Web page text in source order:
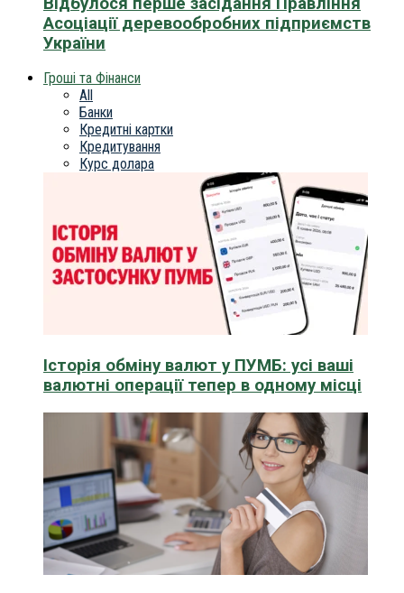
Асоціації деревообробних підприємств
України
Гроші та Фінанси
All
Банки
Кредитні картки
Кредитування
Курс долара
Історія обміну валют у ПУМБ: усі ваші
валютні операції тепер в одному місці